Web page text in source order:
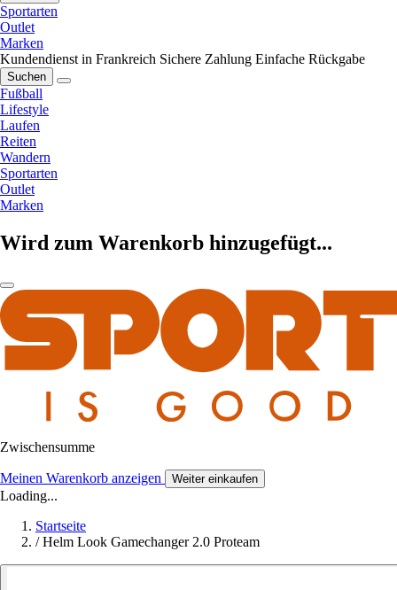
Sportarten
Outlet
Marken
Kundendienst in Frankreich Sichere Zahlung Einfache Rückgabe
Suchen
Fußball
Lifestyle
Laufen
Reiten
Wandern
Sportarten
Outlet
Marken
Wird zum Warenkorb hinzugefügt...
Zwischensumme
Meinen Warenkorb anzeigen Weiter einkaufen
Loading...
Startseite
/ Helm Look Gamechanger 2.0 Proteam